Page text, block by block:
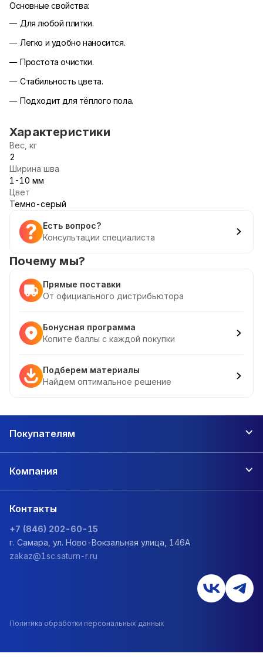
Основные свойства:
Для любой плитки.
Легко и удобно наносится.
Простота очистки.
Стабильность цвета.
Подходит для тёплого пола.
Характеристики
Вес, кг
2
Ширина шва
1-10 мм
Цвет
Темно-серый
Есть вопрос?
Консультации специалиста
Почему мы?
Прямые поставки
От официального дистрибьютора
Бонусная программа
Копите баллы с каждой покупки
Подберем материалы
Найдем оптимальное решение
Покупателям
Компания
Контакты
+7 (846) 202-60-15
г. Самара, ул. Ново-Вокзальная улица, 146А
zakaz@1sc.saturn-r.ru
Политика обработки персональных данных